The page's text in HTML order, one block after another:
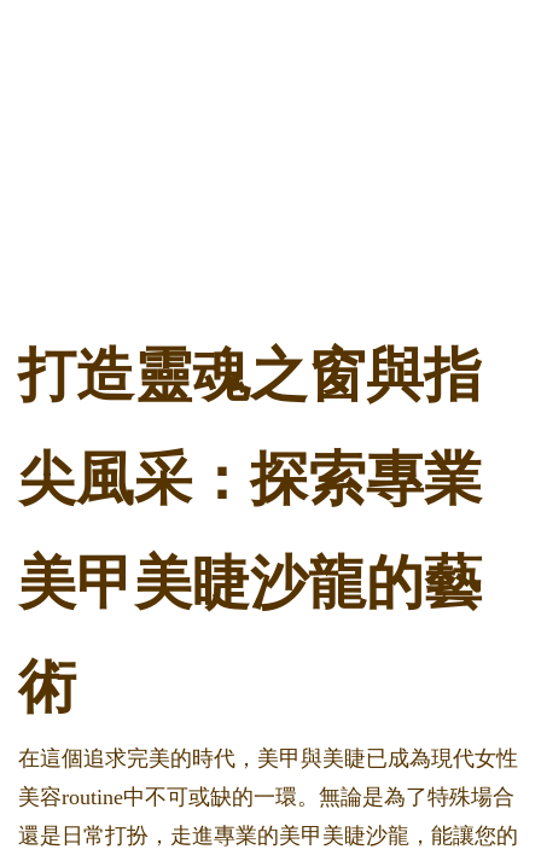
打造靈魂之窗與指
尖風采：探索專業
美甲美睫沙龍的藝
術
在這個追求完美的時代，美甲與美睫已成為現代女性
美容routine中不可或缺的一環。無論是為了特殊場合
還是日常打扮，走進專業的美甲美睫沙龍，能讓您的